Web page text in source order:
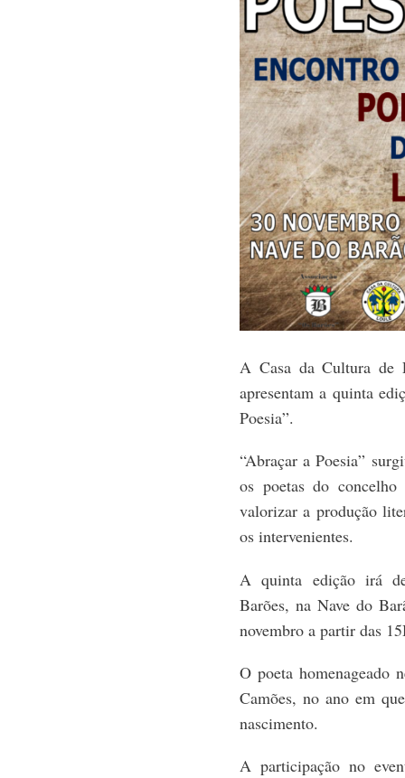
A Casa da Cultura de
apresentam a quinta
Poesia”.
“Abraçar a Poesia”
os poetas do
valorizar a produção
os intervenientes.
A quinta edição irá
Barões, na Nave do
novembro a partir das
O poeta homenageado
Camões, no ano em
nascimento.
A participação no